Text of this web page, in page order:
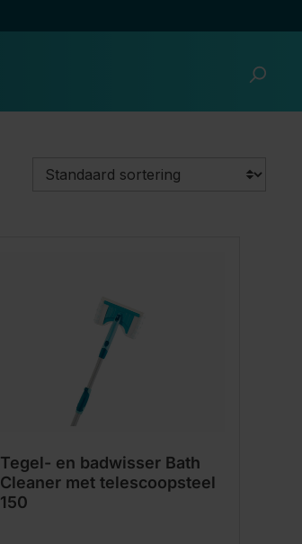
Tegel- en badwisser Bath
Cleaner met telescoopsteel
150